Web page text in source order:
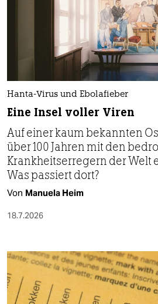
Hanta-Virus und Ebolafieber
Eine Insel voller Viren
Auf einer kaum bekannten
über 100 Jahren mit den
Krankheitserregern der Welt
Was passiert dort?
Von Manuela Heim
18.7.2026